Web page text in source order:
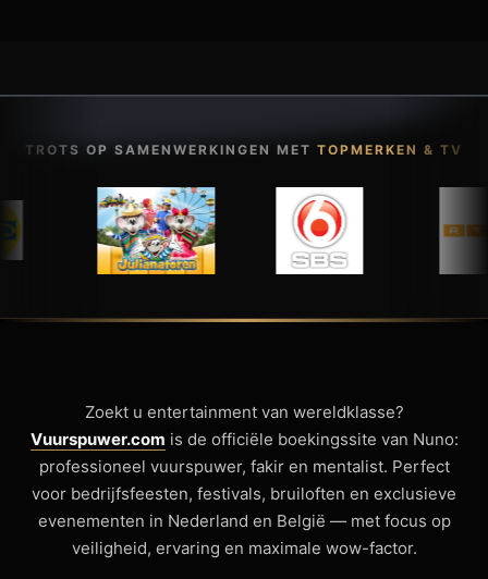
TROTS OP SAMENWERKINGEN MET TOPMERKEN & TV
Zoekt u entertainment van wereldklasse?
Vuurspuwer.com is de officiële boekingssite van Nuno:
professioneel vuurspuwer, fakir en mentalist. Perfect
voor bedrijfsfeesten, festivals, bruiloften en exclusieve
evenementen in Nederland en België — met focus op
veiligheid, ervaring en maximale wow-factor.